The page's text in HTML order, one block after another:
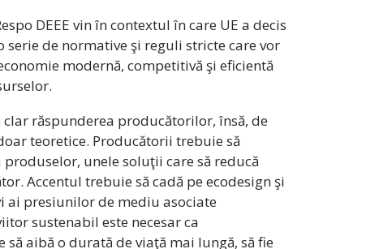
DEEE vin în contextul în care UE a decis
serie de normative şi reguli stricte care vor
modernă, competitivă şi eficientă
răspunderea producătorilor, însă, de
teoretice. Producătorii trebuie să
unele soluţii care să reducă
Accentul trebuie să cadă pe ecodesign şi
ai presiunilor de mediu asociate
sustenabil este necesar ca
aibă o durată de viaţă mai lungă, să fie